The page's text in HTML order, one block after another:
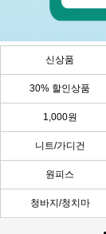
신상품
30% 할인상품
1,000원
니트/가디건
원피스
청바지/청치마